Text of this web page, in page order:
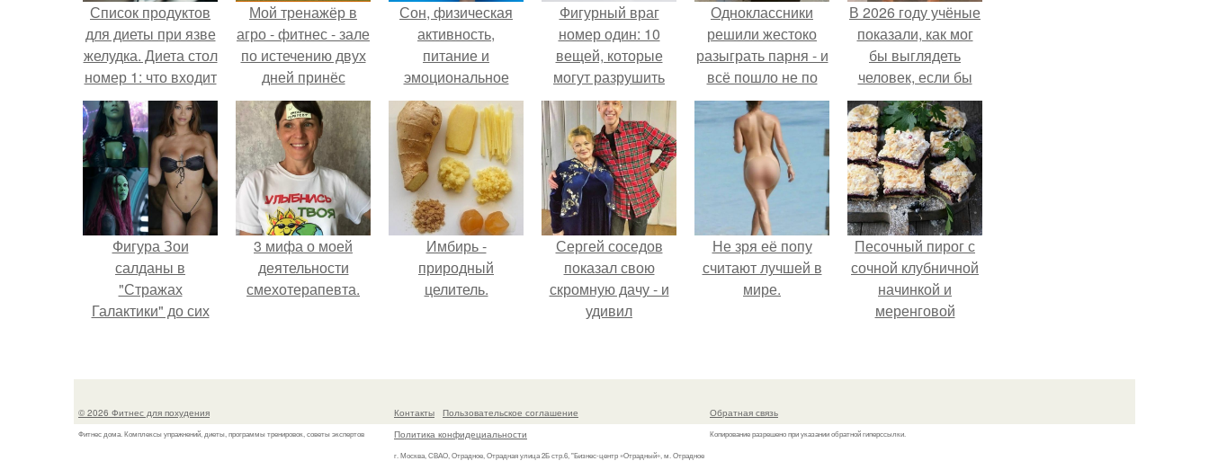
Список продуктов
для диеты при язве
желудка. Диета стол
номер 1: что входит
в меню
Мой тренажёр в
агро - фитнес - зале
по истечению двух
дней принёс
ощутимый
результат.
Сон, физическая
активность,
питание и
эмоциональное
состояние!
Фигурный враг
номер один: 10
вещей, которые
могут разрушить
вашу линию
Одноклассники
решили жестоко
разыграть парня - и
всё пошло не по
плану.
В 2026 году учёные
показали, как мог
бы выглядеть
человек, если бы
его тело
эволюционировало
специально для
выживания в
автокатастpoфах.
Фигура Зои
салданы в
"Стражах
Галактики" до сих
3 мифа о моей
деятельности
смехотерапевта.
Имбирь -
природный
целитель.
Сергей соседов
показал свою
скромную дачу - и
удивил
Не зря её попу
считают лучшей в
мире.
Песочный пирог с
сочной клубничной
начинкой и
меренговой
© 2026 Фитнес для похудения
Фитнес дома. Комплексы упражнений, диеты, программы тренировок, советы экспертов
Контакты
Пользовательское соглашение
Политика конфидециальности
г. Москва, СВАО, Отрадное, Отрадная улица 2Б стр.6, "Бизнес-центр «Отрадный», м. Отрадное
Обратная связь
Копирование разрешено при указании обратной гиперссылки.